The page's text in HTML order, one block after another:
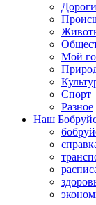
Дороги
Мой
Спорт
Разное
Наш